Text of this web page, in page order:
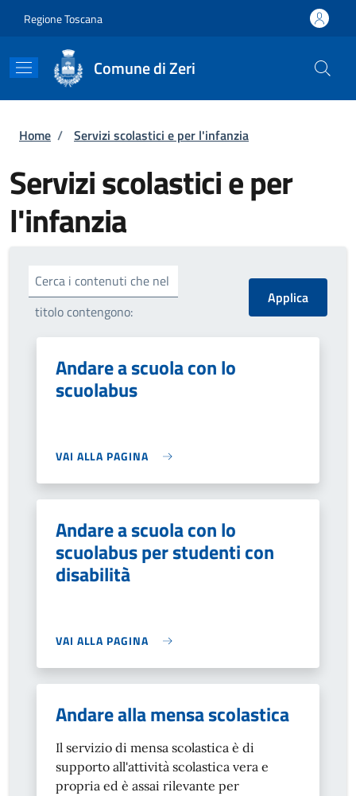
Regione Toscana
Comune di Zeri
Briciole di pane
Home / Servizi scolastici e per l'infanzia
Servizi scolastici e per
l'infanzia
Cerca i contenuti che nel
titolo contengono:
Andare a scuola con lo
scuolabus
VAI ALLA PAGINA
Andare a scuola con lo
scuolabus per studenti con
disabilità
VAI ALLA PAGINA
Andare alla mensa scolastica
Il servizio di mensa scolastica è di
supporto all'attività scolastica vera e
propria ed è assai rilevante per